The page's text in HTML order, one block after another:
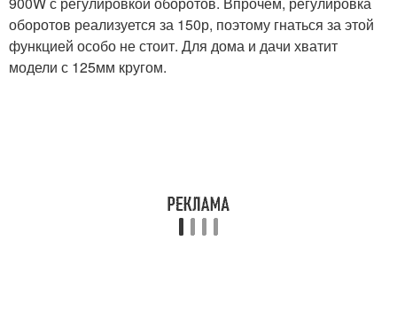
оборотов реализуется за 150р, поэтому гнаться за этой
функцией особо не стоит. Для дома и дачи хватит
модели с 125мм кругом.